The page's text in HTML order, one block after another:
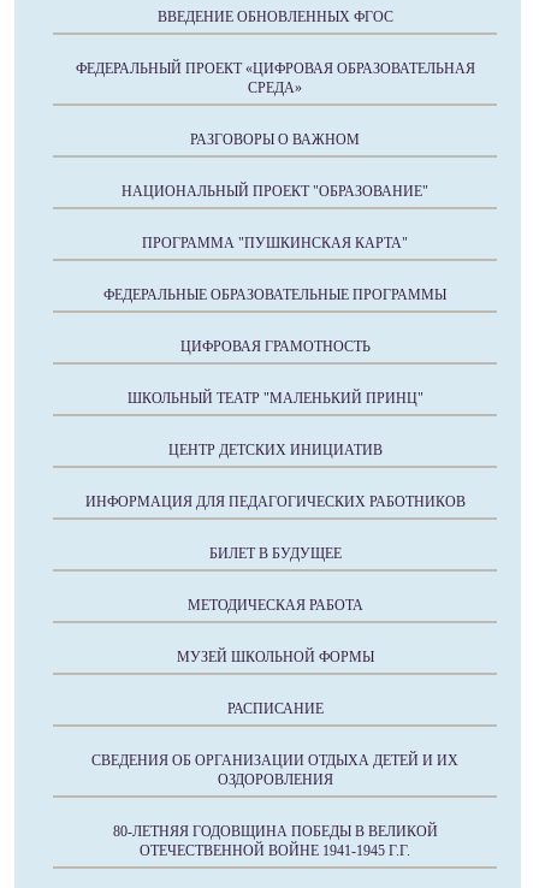
ВВЕДЕНИЕ ОБНОВЛЕННЫХ ФГОС
ФЕДЕРАЛЬНЫЙ ПРОЕКТ «ЦИФРОВАЯ ОБРАЗОВАТЕЛЬНАЯ
СРЕДА»
РАЗГОВОРЫ О ВАЖНОМ
НАЦИОНАЛЬНЫЙ ПРОЕКТ "ОБРАЗОВАНИЕ"
ПРОГРАММА "ПУШКИНСКАЯ КАРТА"
ФЕДЕРАЛЬНЫЕ ОБРАЗОВАТЕЛЬНЫЕ ПРОГРАММЫ
ЦИФРОВАЯ ГРАМОТНОСТЬ
ШКОЛЬНЫЙ ТЕАТР "МАЛЕНЬКИЙ ПРИНЦ"
ЦЕНТР ДЕТСКИХ ИНИЦИАТИВ
ИНФОРМАЦИЯ ДЛЯ ПЕДАГОГИЧЕСКИХ РАБОТНИКОВ
БИЛЕТ В БУДУЩЕЕ
МЕТОДИЧЕСКАЯ РАБОТА
МУЗЕЙ ШКОЛЬНОЙ ФОРМЫ
РАСПИСАНИЕ
СВЕДЕНИЯ ОБ ОРГАНИЗАЦИИ ОТДЫХА ДЕТЕЙ И ИХ
ОЗДОРОВЛЕНИЯ
80-ЛЕТНЯЯ ГОДОВЩИНА ПОБЕДЫ В ВЕЛИКОЙ
ОТЕЧЕСТВЕННОЙ ВОЙНЕ 1941-1945 Г.Г.